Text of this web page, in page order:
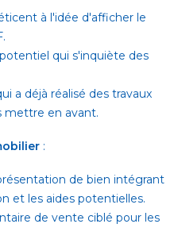
à l'idée d'afficher le
qui s'inquiète des
a déjà réalisé des travaux
mettre en avant.
:
de bien intégrant
et les aides potentielles.
de vente ciblé pour les